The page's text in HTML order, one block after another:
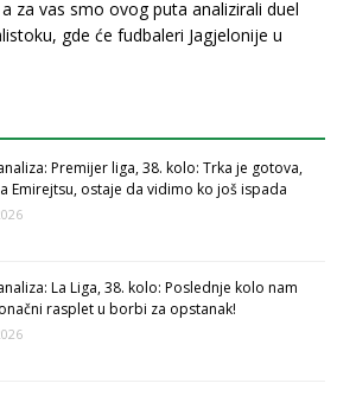
za vas smo ovog puta analizirali duel
gde će fudbaleri Jagjelonije u
Premijer liga, 38. kolo: Trka je gotova,
Emirejtsu, ostaje da vidimo ko još ispada
La Liga, 38. kolo: Poslednje kolo nam
rasplet u borbi za opstanak!